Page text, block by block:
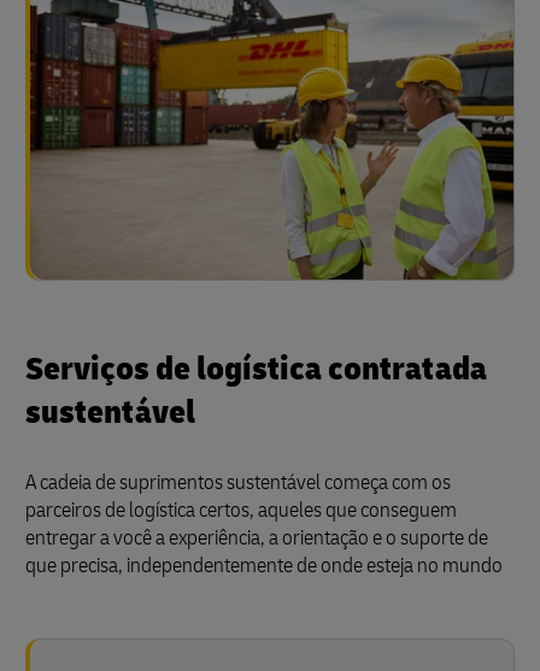
Serviços de logística contratada
sustentável
A cadeia de suprimentos sustentável começa com os
parceiros de logística certos, aqueles que conseguem
entregar a você a experiência, a orientação e o suporte de
que precisa, independentemente de onde esteja no mundo